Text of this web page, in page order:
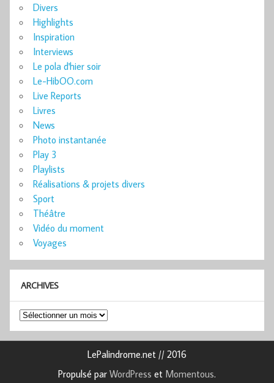
Divers
Highlights
Inspiration
Interviews
Le pola d'hier soir
Le-HibOO.com
Live Reports
Livres
News
Photo instantanée
Play 3
Playlists
Réalisations & projets divers
Sport
Théâtre
Vidéo du moment
Voyages
ARCHIVES
Archives
LePalindrome.net // 2016
Propulsé par WordPress et Momentous.